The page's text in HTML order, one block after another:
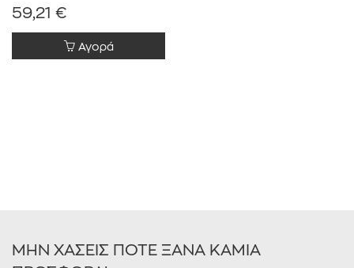
59,21 €
Αγορά
ΜΗΝ ΧΑΣΕΙΣ ΠΟΤΕ ΞΑΝΑ ΚΑΜΙΑ